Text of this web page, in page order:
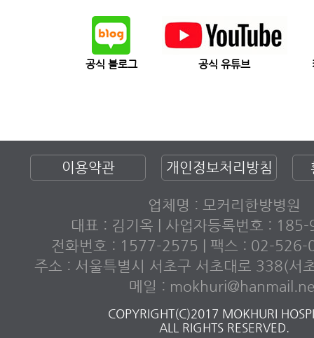
공식 블로그 공식 유튜브
이용약관 개인정보처리방침
업체명 : 모커리한방병원
대표 : 김기옥 | 사업자등록번호 :
전화번호 : 1577-2575 | 팩스 : 02-526-
주소 : 서울특별시 서초구 서초대로 338(서
메일 :
COPYRIGHT(C)2017 MOKHURI
ALL RIGHTS RESERVED.